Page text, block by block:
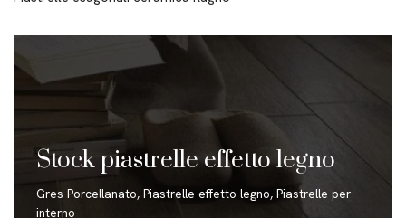
Stock piastrelle effetto legno
Gres Porcellanato, Piastrelle effetto legno, Piastrelle per
interno